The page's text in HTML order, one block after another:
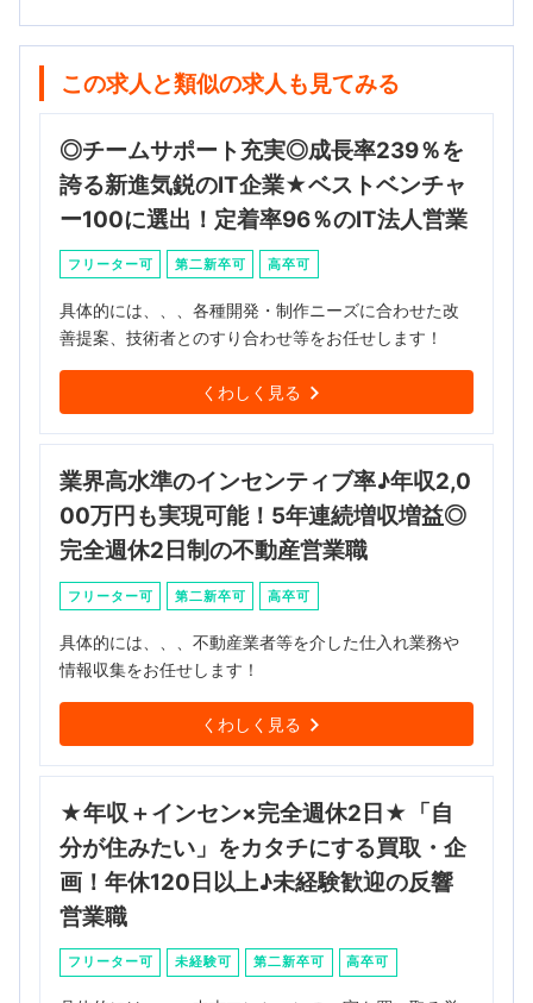
この求人と類似の求人も見てみる
◎チームサポート充実◎成長率239％を
誇る新進気鋭のIT企業★ベストベンチャ
ー100に選出！定着率96％のIT法人営業
フリーター可 第二新卒可 高卒可
具体的には、、、各種開発・制作ニーズに合わせた改
善提案、技術者とのすり合わせ等をお任せします！
くわしく見る
業界高水準のインセンティブ率♪年収2,0
00万円も実現可能！5年連続増収増益◎
完全週休2日制の不動産営業職
フリーター可 第二新卒可 高卒可
具体的には、、、不動産業者等を介した仕入れ業務や
情報収集をお任せします！
くわしく見る
★年収＋インセン×完全週休2日★「自
分が住みたい」をカタチにする買取・企
画！年休120日以上♪未経験歓迎の反響
営業職
フリーター可 未経験可 第二新卒可 高卒可